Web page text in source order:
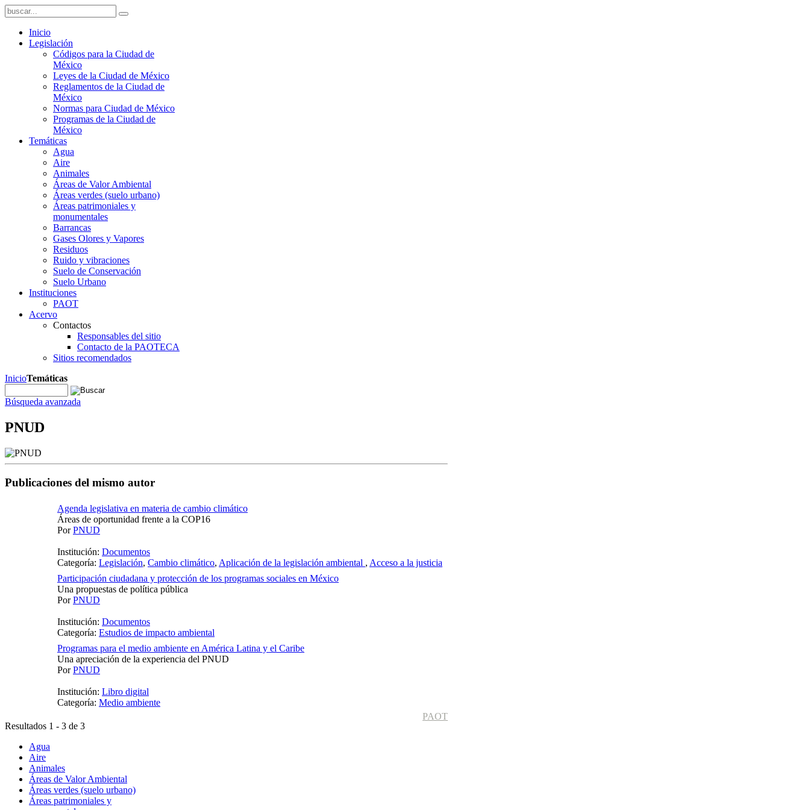
Inicio
Legislación
Códigos para la Ciudad de
México
Leyes de la Ciudad de México
Reglamentos de la Ciudad de
México
Normas para Ciudad de México
Programas de la Ciudad de
México
Temáticas
Agua
Aire
Animales
Áreas de Valor Ambiental
Áreas verdes (suelo urbano)
Áreas patrimoniales y
monumentales
Barrancas
Gases Olores y Vapores
Residuos
Ruido y vibraciones
Suelo de Conservación
Suelo Urbano
Instituciones
PAOT
Acervo
Contactos
Responsables del sitio
Contacto de la PAOTECA
Sitios recomendados
InicioTemáticas
Búsqueda avanzada
PNUD
Publicaciones del mismo autor
Agenda legislativa en materia de cambio climático
Áreas de oportunidad frente a la COP16
PorPNUD
Institución: Documentos
Categoría: Legislación, Cambio climático, Aplicación de la legislación ambiental , Acceso a la justicia
Participación ciudadana y protección de los programas sociales en México
Una propuestas de política pública
PorPNUD
Institución: Documentos
Categoría: Estudios de impacto ambiental
Programas para el medio ambiente en América Latina y el Caribe
Una apreciación de la experiencia del PNUD
PorPNUD
Institución: Libro digital
Categoría: Medio ambiente
PAOT
Resultados 1 - 3 de 3
Agua
Aire
Animales
Áreas de Valor Ambiental
Áreas verdes (suelo urbano)
Áreas patrimoniales y